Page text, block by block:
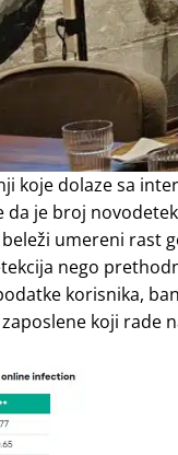
koje dolaze sa
je broj
umereni
nego
korisnika,
koji rade